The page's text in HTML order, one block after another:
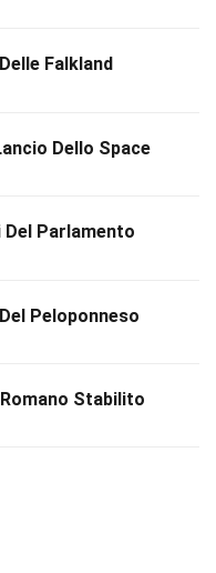
Falkland
Dello Space
Del Parlamento
Peloponneso
Stabilito